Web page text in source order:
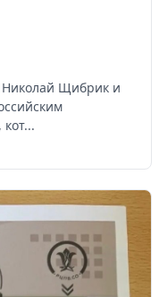
Николай Щибрик и